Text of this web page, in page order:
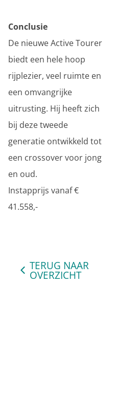
Conclusie
De nieuwe Active Tourer
biedt een hele hoop
rijplezier, veel ruimte en
een omvangrijke
uitrusting. Hij heeft zich
bij deze tweede
generatie ontwikkeld tot
een crossover voor jong
en oud.
Instapprijs vanaf €
41.558,-
TERUG NAAR
OVERZICHT